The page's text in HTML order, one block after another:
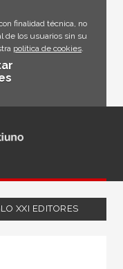
finalidad técnica, no
de los usuarios sin su
política de cookies.
XXI EDITORES